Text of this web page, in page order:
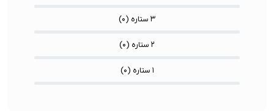
۳ ستاره ( ۰)
۲ ستاره ( ۰)
۱ ستاره ( ۰)